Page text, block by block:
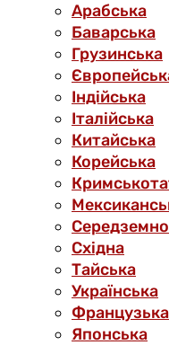
Арабська
Баварська
Грузинська
Індійська
Італійська
Китайська
Корейська
Східна
Тайська
Українська
Французька
Японська